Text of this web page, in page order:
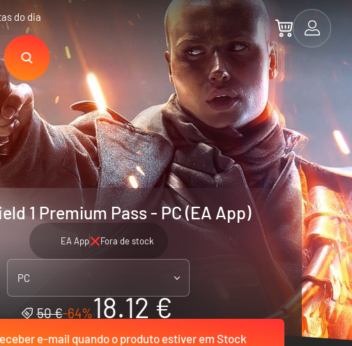
do dia
1 Premium Pass - PC (EA App)
EA App Fora de stock
PC
50 €-64%18.12 €
e-mail quando o produto estiver em Stock